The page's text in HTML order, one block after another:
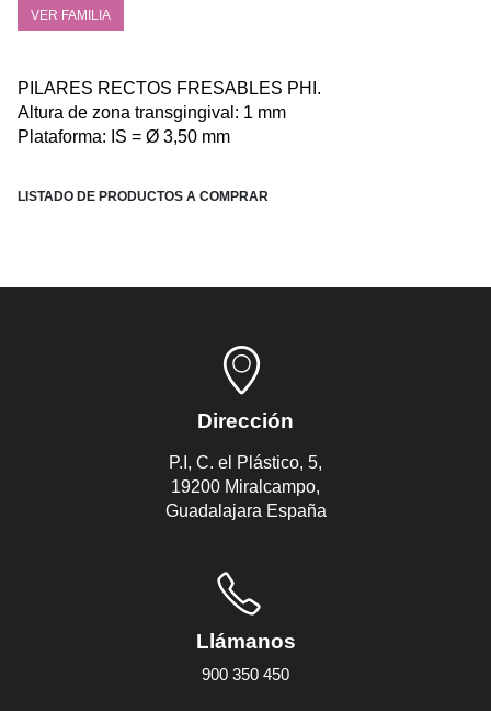
VER FAMILIA
PILARES RECTOS FRESABLES PHI.
Altura de zona transgingival: 1 mm
Plataforma: IS = Ø 3,50 mm
LISTADO DE PRODUCTOS A COMPRAR
Dirección
P.I, C. el Plástico, 5,
19200 Miralcampo,
Guadalajara España
Llámanos
900 350 450